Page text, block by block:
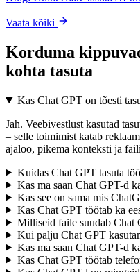
Vaata kõiki
Korduma
kohta tasuta
Kas Chat GPT on tõesti
Jah. Veebivestlust kasutad
– selle toimimist katab
ajaloo, pikema konteksti ja
Kuidas Chat GPT tasuta
Kas ma saan Chat GPT-d
Kas see on sama mis
Kas Chat GPT töötab ka
Milliseid faile suudab Chat
Kui palju Chat GPT
Kas ma saan Chat GPT-d
Kas Chat GPT töötab